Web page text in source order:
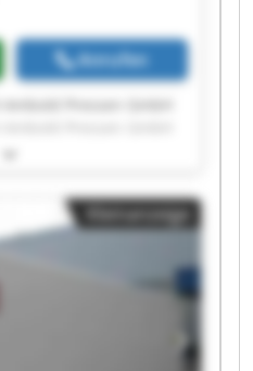
Anrufen
Pressen GmbH
Ambold Pressen GmbH
Pressen GmbH
Pressen GmbH
Pressen GmbH
Pressen GmbH
Pressen GmbH
Kleinanzeige